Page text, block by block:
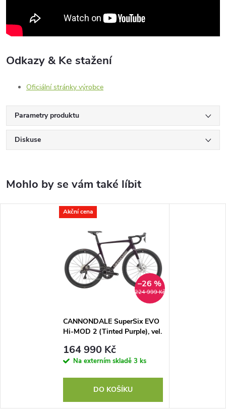
Odkazy & Ke stažení
Oficiální stránky výrobce
Parametry produktu
Diskuse
Akční cena
224 999 Kč
–26 %
CANNONDALE SuperSix EVO
Hi-MOD 2 (Tinted Purple), vel.
164 990 Kč
Na externím skladě 3 ks
DO KOŠÍKU